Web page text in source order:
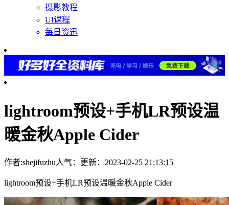
摄影教程
UI课程
每日资迅
lightroom预设+手机LR预设温
暖金秋Apple Cider
作者:shejifuzhu人气： 更新：2023-02-25 21:13:15
lightroom预设+手机LR预设温暖金秋Apple Cider